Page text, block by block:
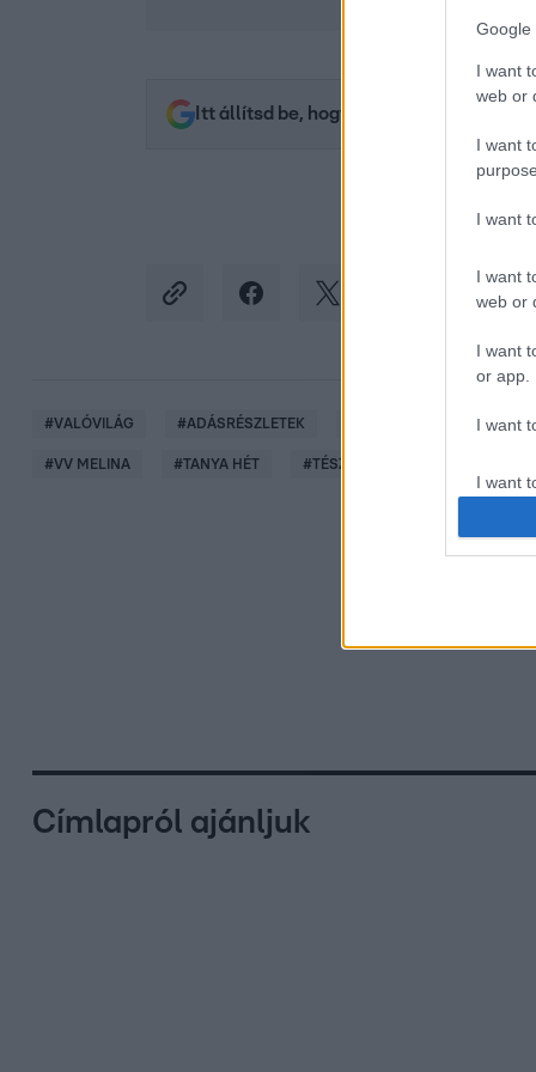
Google
I want
web or
I want
I want
I want
web or
I want
or app.
I want
I want
Itt állítsd be, hogy az RTL.hu az elsők
#VALÓVILÁG #ADÁSRÉSZLETEK #VV11
#VV MELINA #TANYA HÉT #TÉSZTA
Címlapról ajánljuk